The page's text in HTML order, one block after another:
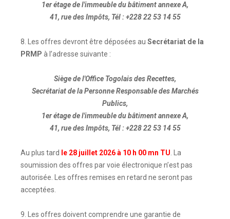
1er étage de l'immeuble du bâtiment annexe A,
41, rue des Impôts, Tél : +228 22 53 14 55
8. Les offres devront être déposées au Secrétariat de la
PRMP à l’adresse suivante :
Siège de l'Office Togolais des Recettes,
Secrétariat de la Personne Responsable des Marchés
Publics,
1er étage de l'immeuble du bâtiment annexe A,
41, rue des Impôts, Tél : +228 22 53 14 55
Au plus tard le 28 juillet 2026 à 10 h 00 mn TU . La
soumission des offres par voie électronique n’est pas
autorisée. Les offres remises en retard ne seront pas
acceptées.
9. Les offres doivent comprendre une garantie de